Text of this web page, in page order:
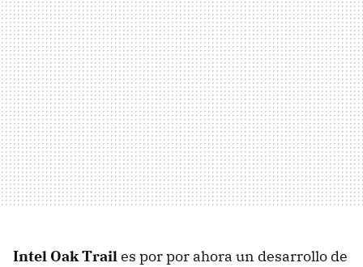
Intel Oak Trailes por por ahora un desarrollo de